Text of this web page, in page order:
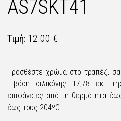
AS7SKT41
Τιμή: 12.00 €
Προσθέστε χρώμα στο τραπέζι
βάση σιλικόνης 17,78 εκ.
επιφάνειες από τη θερμότητα
έως τους 204ºC.